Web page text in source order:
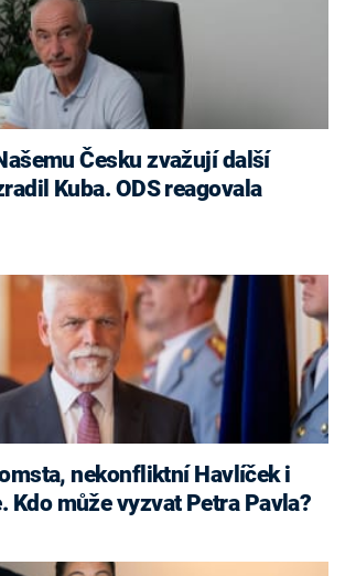
Kuba. ODS reagovala
Kdo může vyzvat Petra Pavla?